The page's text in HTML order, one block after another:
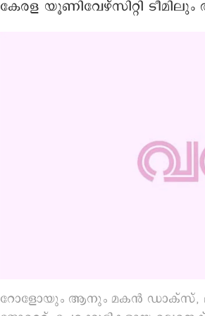
കേരള യൂണിവേഴ്സിറ്റി
റോളോയും ആനും മകൻ ഡാക്സ്,